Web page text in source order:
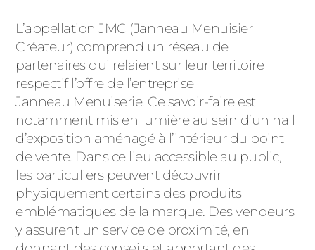
L’appellation JMC (Janneau Menuisier
Créateur) comprend un réseau de
partenaires qui relaient sur leur territoire
respectif l’offre de l’entreprise
Janneau Menuiserie. Ce savoir-faire est
notamment mis en lumière au sein d’un hall
d’exposition aménagé à l’intérieur du point
de vente. Dans ce lieu accessible au public,
les particuliers peuvent découvrir
physiquement certains des produits
emblématiques de la marque. Des vendeurs
y assurent un service de proximité, en